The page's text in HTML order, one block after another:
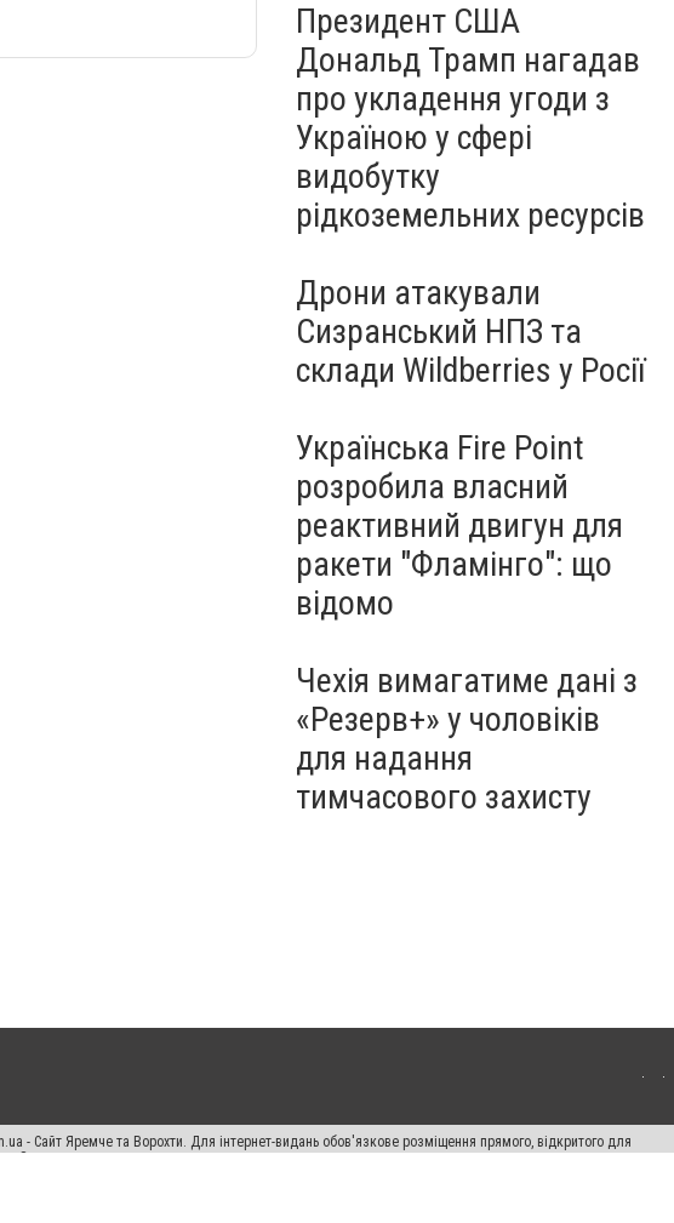
Президент США
Дональд Трамп нагадав
про укладення угоди з
Україною у сфері
видобутку
рідкоземельних ресурсів
Дрони атакували
Сизранський НПЗ та
склади Wildberries у Росії
Українська Fire Point
розробила власний
реактивний двигун для
ракети "Фламінго": що
відомо
Чехія вимагатиме дані з
«Резерв+» у чоловіків
для надання
тимчасового захисту
- Сайт Яремче та Ворохти. Для інтернет-видань обов'язкове розміщення прямого, відкритого для
Законом.